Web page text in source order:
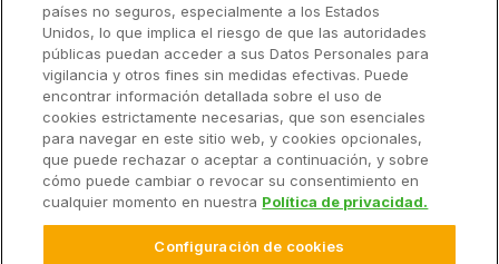
Soluciones
Recursos
Empresa
países no seguros, especialmente a los Estados
Unidos, lo que implica el riesgo de que las autoridades
públicas puedan acceder a sus Datos Personales para
vigilancia y otros fines sin medidas efectivas. Puede
encontrar información detallada sobre el uso de
cookies estrictamente necesarias, que son esenciales
para navegar en este sitio web, y cookies opcionales,
que puede rechazar o aceptar a continuación, y sobre
cómo puede cambiar o revocar su consentimiento en
cualquier momento en nuestra Política de privacidad.
Configuración de cookies